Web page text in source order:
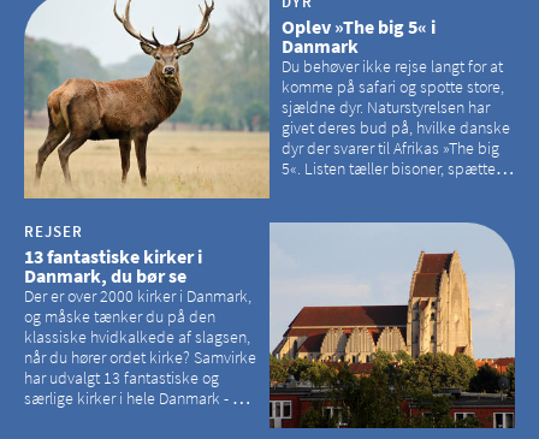
Oplev »The big 5« i
Danmark
Du behøver ikke rejse langt for at
komme på safari og spotte store,
sjældne dyr. Naturstyrelsen har
givet deres bud på, hvilke danske
dyr der svarer til Afrikas »The big
5«. Listen tæller bisoner, spættede
REJSER
13 fantastiske kirker i
Danmark, du bør se
Der er over 2000 kirker i Danmark,
og måske tænker du på den
klassiske hvidkalkede af slagsen,
når du hører ordet kirke? Samvirke
har udvalgt 13 fantastiske og
særlige kirker i hele Danmark - og